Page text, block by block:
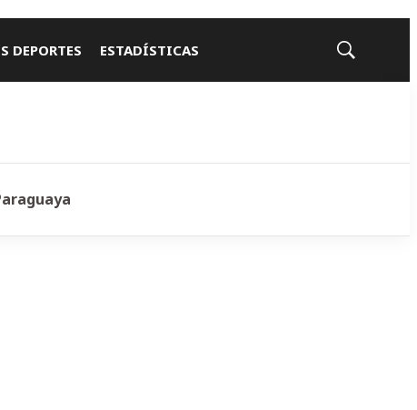
DEPORTES ESTADÍSTICAS
Mostrar